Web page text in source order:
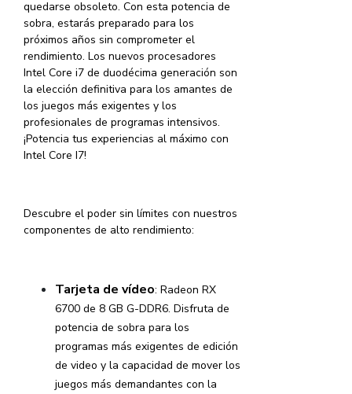
quedarse obsoleto. Con esta potencia de
sobra, estarás preparado para los
próximos años sin comprometer el
rendimiento. Los nuevos procesadores
Intel Core i7 de duodécima generación son
la elección definitiva para los amantes de
los juegos más exigentes y los
profesionales de programas intensivos.
¡Potencia tus experiencias al máximo con
Intel Core I7!
Descubre el poder sin límites con nuestros
componentes de alto rendimiento:
Tarjeta de vídeo: Radeon RX
6700 de 8 GB G-DDR6. Disfruta de
potencia de sobra para los
programas más exigentes de edición
de video y la capacidad de mover los
juegos más demandantes con la